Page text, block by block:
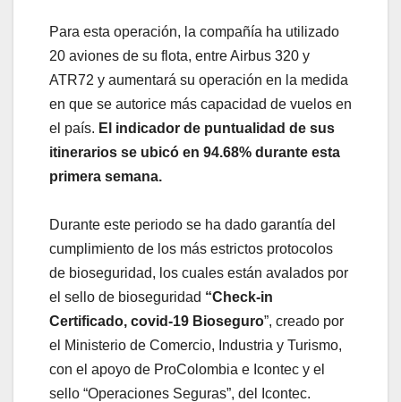
Para esta operación, la compañía ha utilizado
20 aviones de su flota, entre Airbus 320 y
ATR72 y aumentará su operación en la medida
en que se autorice más capacidad de vuelos en
el país. El indicador de puntualidad de sus
itinerarios se ubicó en 94.68% durante esta
primera semana.
Durante este periodo se ha dado garantía del
cumplimiento de los más estrictos protocolos
de bioseguridad, los cuales están avalados por
el sello de bioseguridad “Check-in
Certificado, covid-19 Bioseguro”, creado por
el Ministerio de Comercio, Industria y Turismo,
con el apoyo de ProColombia e Icontec y el
sello “Operaciones Seguras”, del Icontec.